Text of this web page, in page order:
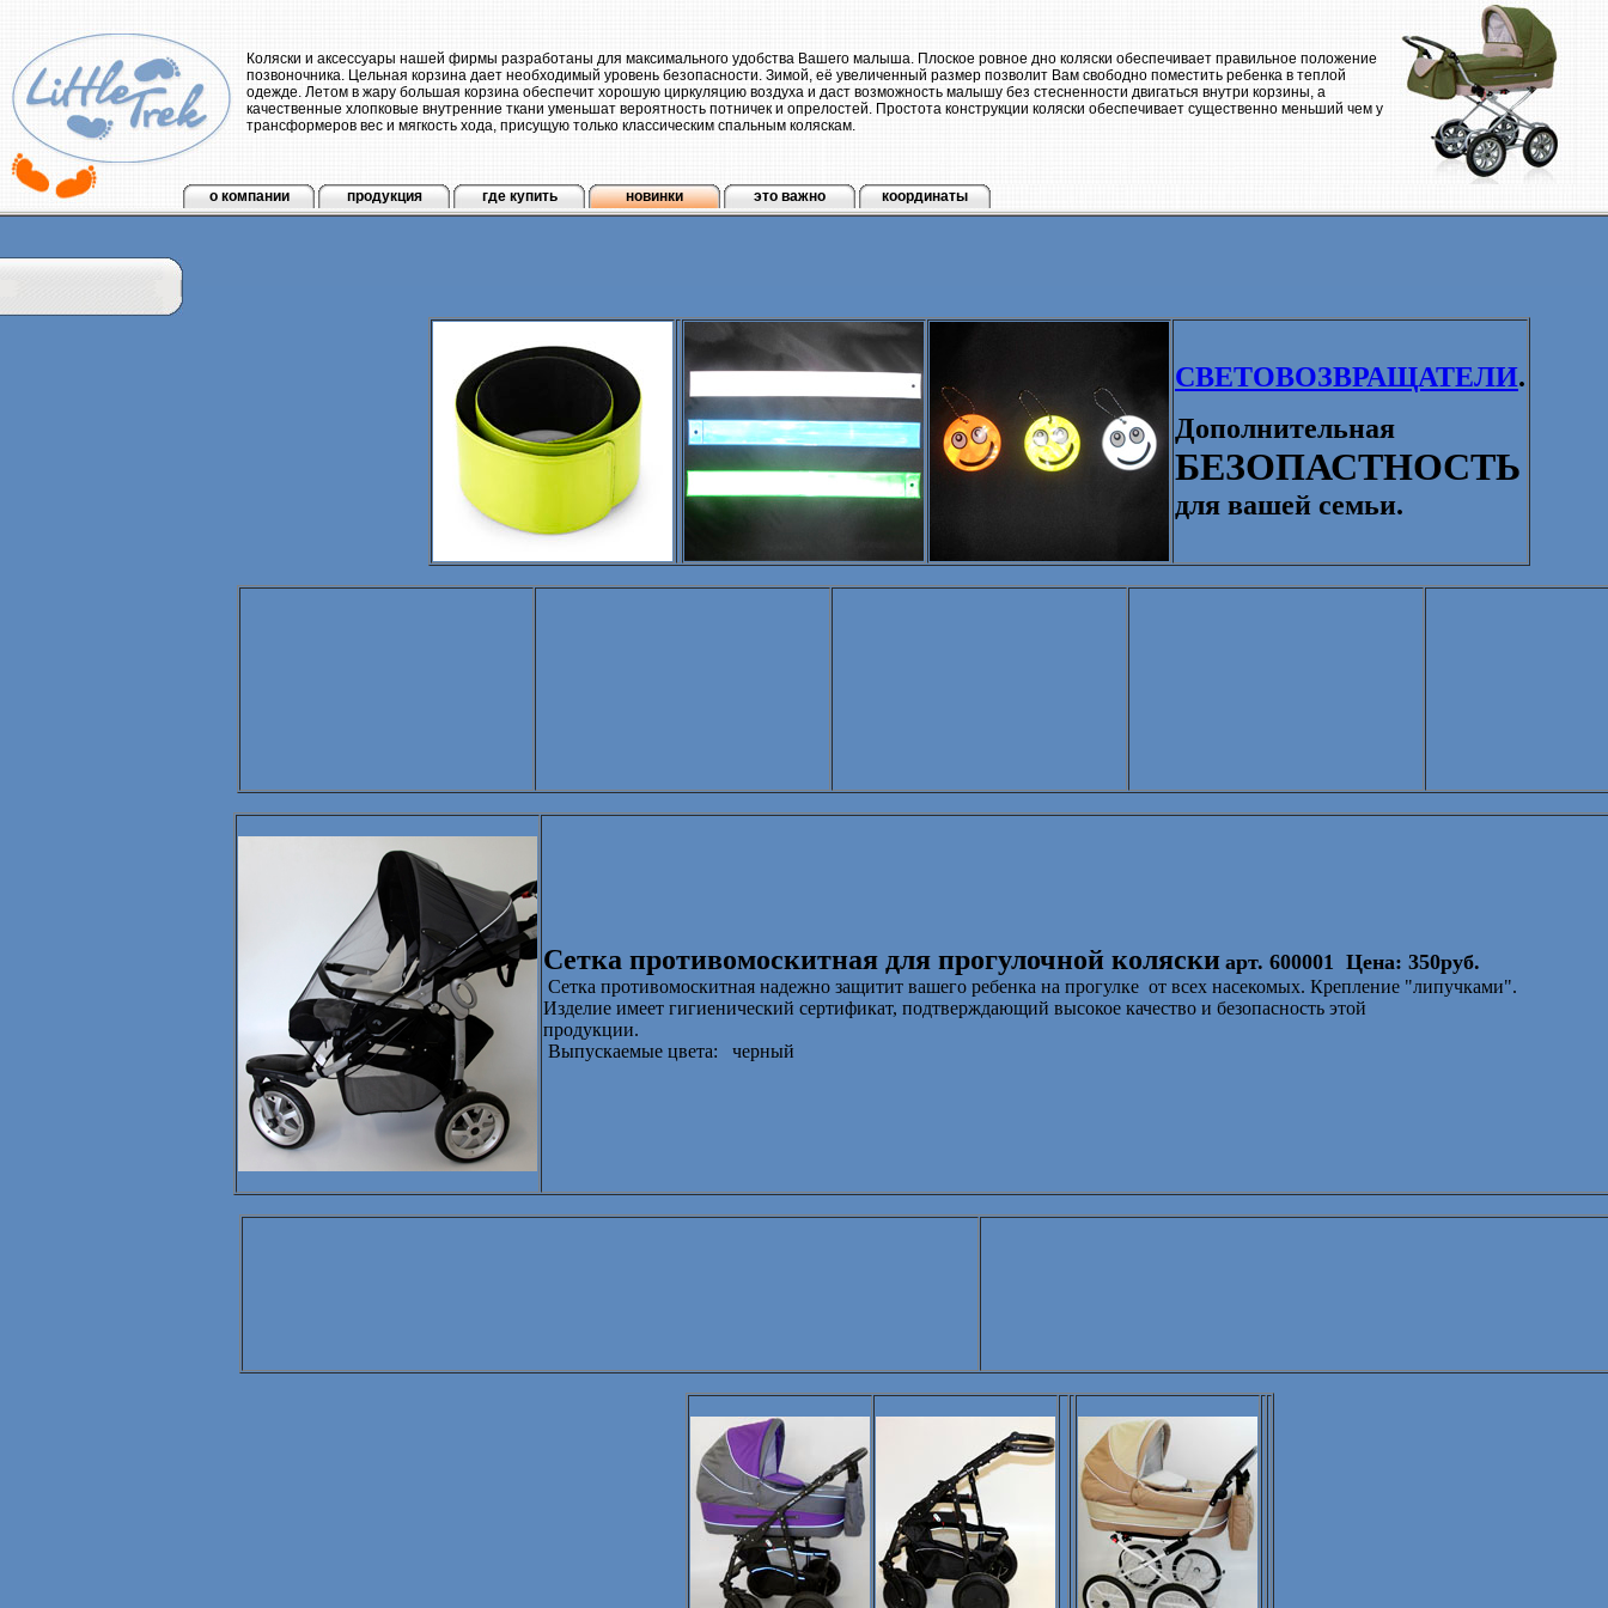
Коляски и аксессуары нашей фирмы разработаны для максимального удобства Вашего малыша. Плоское ровное дно коляски обеспечивает правильное положение
позвоночника. Цельная корзина дает необходимый уровень безопасности. Зимой, её увеличенный размер позволит Вам свободно поместить ребенка в теплой
одежде. Летом в жару большая корзина обеспечит хорошую циркуляцию воздуха и даст возможность малышу без стесненности двигаться внутри корзины, а
качественные хлопковые внутренние ткани уменьшат вероятность потничек и опрелостей. Простота конструкции коляски обеспечивает существенно меньший чем у
трансформеров вес и мягкость хода, присущую только классическим спальным коляскам.
о компании продукция где купить новинки это важно координаты
СВЕТОВОЗВРАЩАТЕЛИ.
Дополнительная
БЕЗОПАСТНОСТЬ
для вашей семьи.
Сетка противомоскитная для прогулочной коляски арт. 600001 Цена: 350руб.
Сетка противомоскитная надежно защитит вашего ребенка на прогулке от всех насекомых. Крепление "липучками".
Изделие имеет гигиенический сертификат, подтверждающий высокое качество и безопасность этой
продукции.
Выпускаемые цвета:
черный